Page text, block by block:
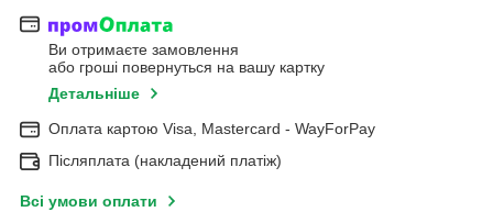
Ви отримаєте замовлення
або гроші повернуться на вашу картку
Детальніше
Оплата картою Visa, Mastercard - WayForPay
Післяплата (накладений платіж)
Всі умови оплати